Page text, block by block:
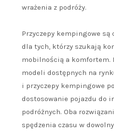
wrażenia z podróży.
Przyczepy kempingowe są
dla tych, którzy szukają
mobilnością a komfortem.
modeli dostępnych na
i przyczepy kempingowe
dostosowanie pojazdu do
podróżnych. Oba
spędzenia czasu w